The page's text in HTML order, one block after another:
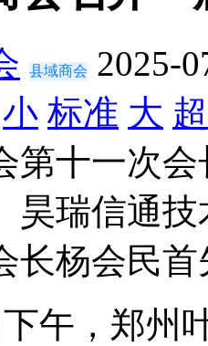
县域商会
2025-
小 标准 大
第十一次
昊瑞信通
长杨会民
，郑州叶